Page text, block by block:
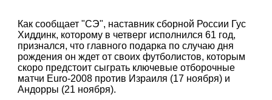
Как сообщает "СЭ", наставник сборной России Гус
Хиддинк, которому в четверг исполнился 61 год,
признался, что главного подарка по случаю дня
рождения он ждет от своих футболистов, которым
скоро предстоит сыграть ключевые отборочные
матчи Euro-2008 против Израиля (17 ноября) и
Андорры (21 ноября).